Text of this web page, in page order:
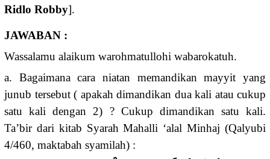
Ridlo Robby].
JAWABAN :
Wassalamu alaikum warohmatullohi wabarokatuh.
a. Bagaimana cara niatan memandikan mayyit yang
junub tersebut ( apakah dimandikan dua kali atau cukup
satu kali dengan 2) ? Cukup dimandikan satu kali.
Ta’bir dari kitab Syarah Mahalli ‘alal Minhaj (Qalyubi
4/460, maktabah syamilah) :